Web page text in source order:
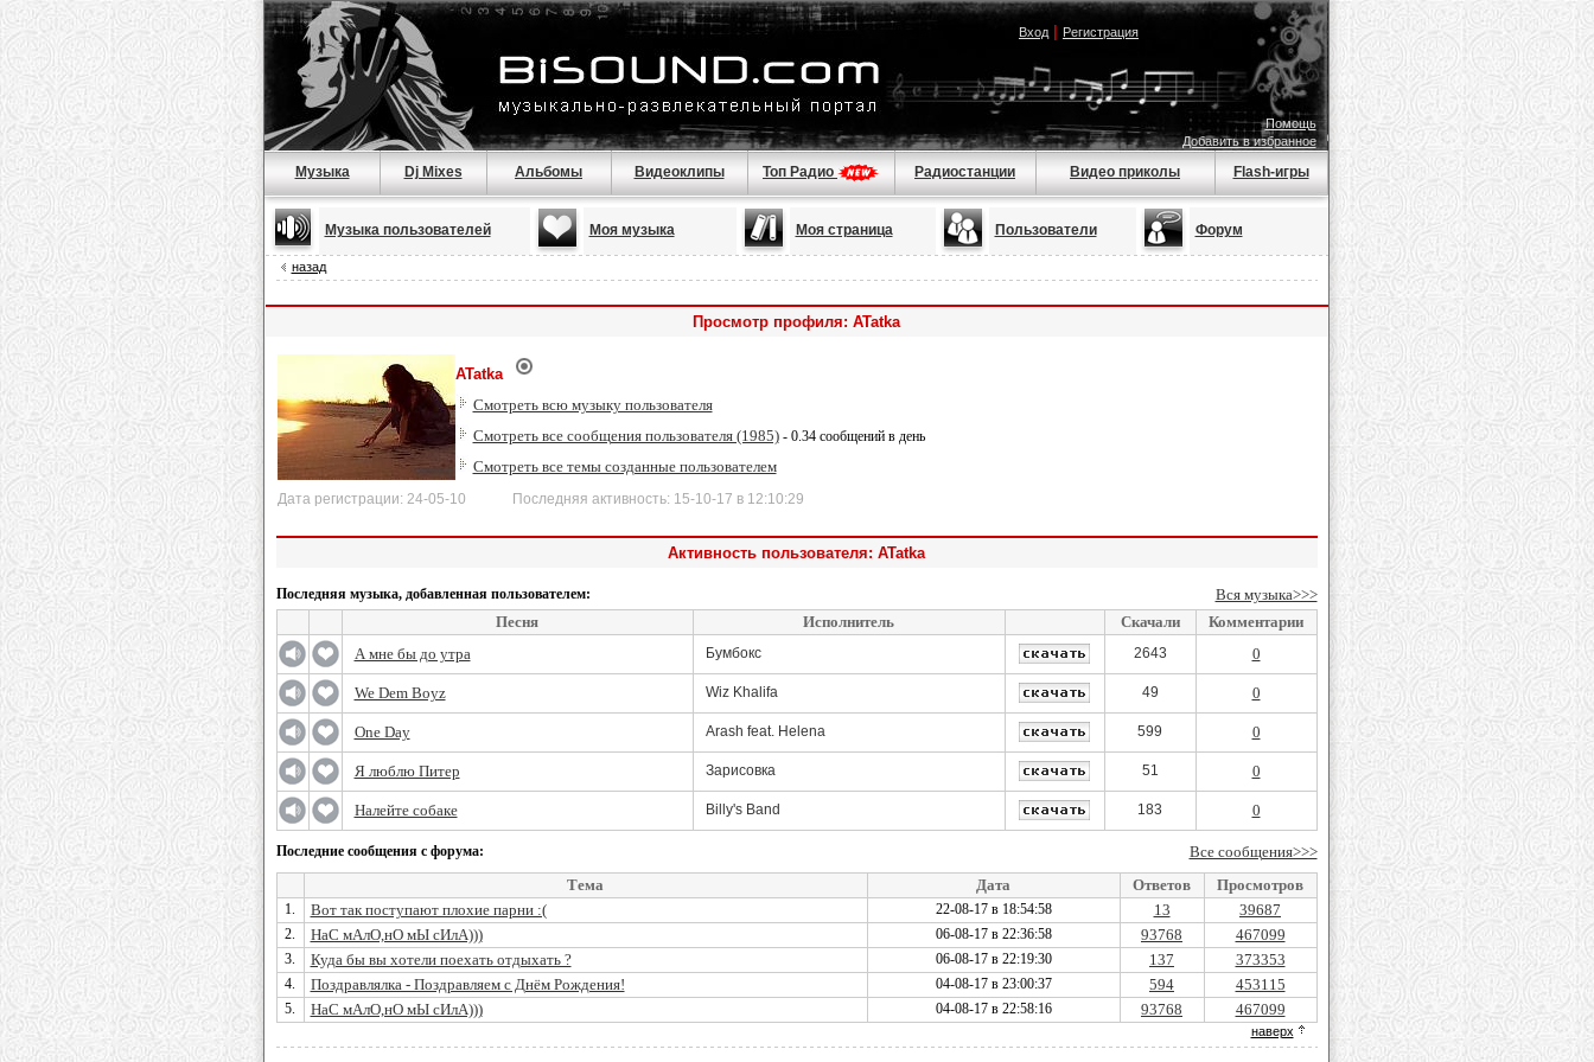
Вход| Регистрация
Помощь
Добавить в избранное
Музыка Dj Mixes Альбомы Видеоклипы Топ Радио Радиостанции Видео приколы Flash-игры
Музыка пользователей Моя музыка Моя страница Пользователи Форум
назад
Просмотр профиля: ATatka
ATatka
Смотреть всю музыку пользователя
Смотреть все сообщения пользователя (1985)- 0.34 сообщений в день
Смотреть все темы созданные пользователем
Дата регистрации: 24-05-10 Последняя активность: 15-10-17 в 12:10:29
Активность пользователя: ATatka
Последняя музыка, добавленная пользователем:
Вся музыка>>>
Песня
Исполнитель Скачали
Комментарии
А мне бы до утра
Бумбокс 2643 0
We Dem Boyz Wiz Khalifa 49 0
One Day Arash feat. Helena 599 0
Я люблю Питер Зарисовка 51 0
Налейте собаке Billy's Band 183 0
Последние сообщения с форума:
Все сообщения>>>
Тема
Дата Ответов Просмотров
1. Вот так поступают плохие парни :( 22-08-17 в 18:54:58 13 39687
2. НаС мАлО,нО мЫ сИлА))) 06-08-17 в 22:36:58 93768 467099
3. Куда бы вы хотели поехать отдыхать ? 06-08-17 в 22:19:30 137 373353
4. Поздравлялка - Поздравляем с Днём Рождения! 04-08-17 в 23:00:37 594 453115
5. НаС мАлО,нО мЫ сИлА))) 04-08-17 в 22:58:16 93768 467099
наверх